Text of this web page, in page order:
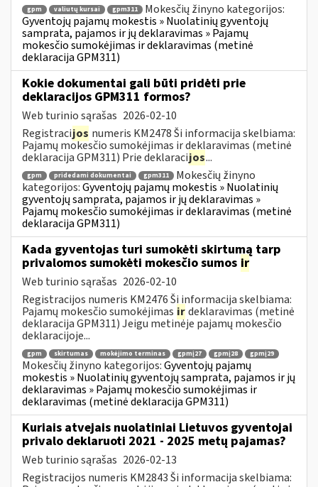
gpm valiutų kursai gpm311
Mokesčių žinyno kategorijos:
Gyventojų pajamų mokestis » Nuolatinių gyventojų
samprata, pajamos ir jų deklaravimas » Pajamų
mokesčio sumokėjimas ir deklaravimas (metinė
deklaracija GPM311)
Kokie dokumentai gali būti pridėti prie
deklaracijos GPM311 formos?
Web turinio sąrašas 2026-02-10
Registracijos numeris KM2478 Ši informacija skelbiama:
Pajamų mokesčio sumokėjimas ir deklaravimas (metinė
deklaracija GPM311) Prie deklaracijos...
gpm pridedami dokumentai gpm311
Mokesčių žinyno
kategorijos:Gyventojų pajamų mokestis » Nuolatinių
gyventojų samprata, pajamos ir jų deklaravimas »
Pajamų mokesčio sumokėjimas ir deklaravimas (metinė
deklaracija GPM311)
Kada gyventojas turi sumokėti skirtumą tarp
privalomos sumokėti mokesčio sumos ir
Web turinio sąrašas 2026-02-10
Registracijos numeris KM2476 Ši informacija skelbiama:
Pajamų mokesčio sumokėjimas irdeklaravimas (metinė
deklaracija GPM311) Jeigu metinėje pajamų mokesčio
deklaracijoje...
gpm skirtumas mokėjimo terminas gpmį27 gpmį28 gpmį29
Mokesčių žinyno kategorijos:Gyventojų pajamų
mokestis » Nuolatinių gyventojų samprata, pajamos ir jų
deklaravimas » Pajamų mokesčio sumokėjimas ir
deklaravimas (metinė deklaracija GPM311)
Kuriais atvejais nuolatiniai Lietuvos gyventojai
privalo deklaruoti 2021 - 2025 metų pajamas?
Web turinio sąrašas 2026-02-13
Registracijos numeris KM2843 Ši informacija skelbiama: